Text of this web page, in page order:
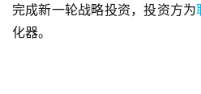
完成新一轮战略投资，投资方为
化器。